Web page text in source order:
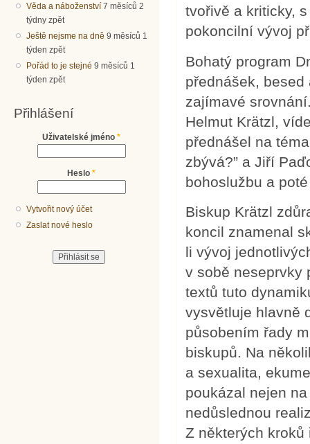
Věda a náboženství 7 měsíců 2
týdny zpět
Ještě nejsme na dně 9 měsíců 1
týden zpět
Pořád to je stejné 9 měsíců 1
týden zpět
Přihlášení
Uživatelské jméno *
Heslo *
Vytvořit nový účet
Zaslat nové heslo
tvořivě a kriticky,
pokoncilní vývoj
Bohatý program
přednášek,
zajímavé
Helmut Krätzl,
přednášel na
zbývá?” a Jiří
bohoslužbu a
Biskup Krätzl
koncil znamenal
li vývoj
v sobě neseprvky
textů tuto
vysvětluje hlavně
působením řady
biskupů. Na
a sexualita,
poukázal nejen
nedůslednou
Z některých